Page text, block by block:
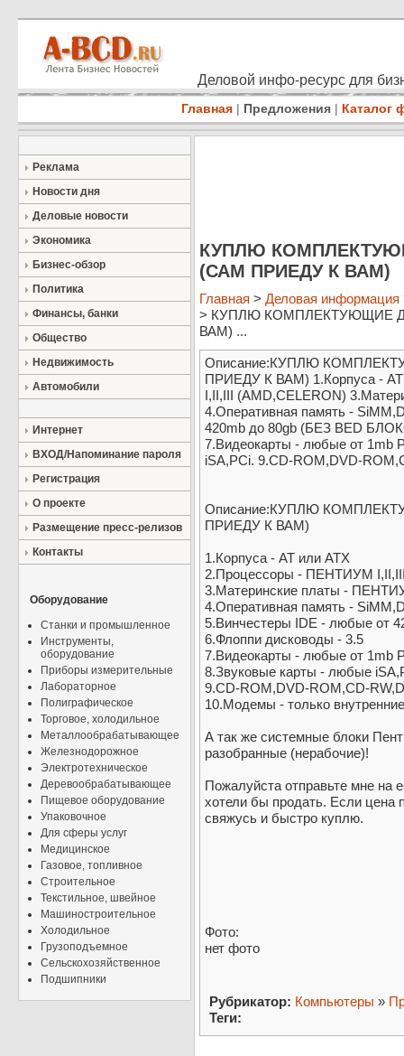
Деловой инфо-ресурс для
Главная | Предложения | Каталог
Реклама
Новости дня
Деловые новости
Экономика
Бизнес-обзор
Политика
Финансы, банки
Общество
Недвижимость
Автомобили
Интернет
ВХОД/Напоминание пароля
Регистрация
О проекте
Размещение пресс-релизов
Контакты
Оборудование
Станки и промышленное
Инструменты,
оборудование
Приборы измерительные
Лабораторное
Полиграфическое
Торговое, холодильное
Металлообрабатывающее
Железнодорожное
Электротехническое
Деревообрабатывающее
Пищевое оборудование
Упаковочное
Для сферы услуг
Медицинское
Газовое, топливное
Строительное
Текстильное, швейное
Машиностроительное
Холодильное
Грузоподъемное
Сельскохозяйственное
Подшипники
КУПЛЮ
(САМ ПРИЕДУ К ВАМ)
Главная > Деловая информация
> КУПЛЮ КОМПЛЕКТУЮЩИЕ
ВАМ) ...
Описание:КУПЛЮ
ПРИЕДУ К ВАМ) 1.Корпуса -
I,II,III (AMD,CELERON)
4.Оперативная память -
420mb до 80gb (БЕЗ BED
7.Видеокарты - любые от 1mb
iSA,PCi. 9.CD-ROM,DVD-
Описание:КУПЛЮ
ПРИЕДУ К ВАМ)
1.Корпуса - АТ или АТХ
2.Процессоры - ПЕНТИУМ
3.Материнские платы -
4.Оперативная память -
5.Винчестеры IDE - любые от
6.Флоппи дисководы - 3.5
7.Видеокарты - любые от 1mb
8.Звуковые карты - любые
9.CD-ROM,DVD-ROM,CD-
10.Модемы - только
А так же системные блоки
разобранные (нерабочие)!
Пожалуйста отправьте мне на
хотели бы продать. Если цена
свяжусь и быстро куплю.
Фото:
нет фото
Рубрикатор: Компьютеры »
Теги: